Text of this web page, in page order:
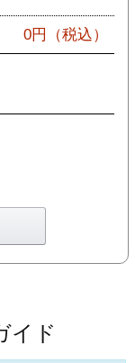
0円（税込）
イド